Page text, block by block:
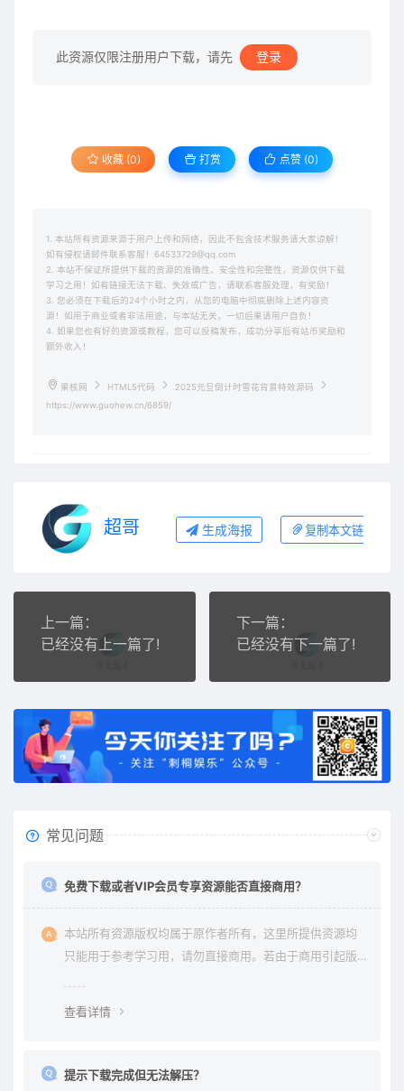
此资源仅限注册用户下载，请先 登录
收藏 (0) 打赏 点赞 (0)
1. 本站所有资源来源于用户上传和网络，因此不包含技术服务请大家谅解！
如有侵权请邮件联系客服！64533729@qq.com
2. 本站不保证所提供下载的资源的准确性、安全性和完整性，资源仅供下载
学习之用！如有链接无法下载、失效或广告，请联系客服处理，有奖励！
3. 您必须在下载后的24个小时之内，从您的电脑中彻底删除上述内容资
源！如用于商业或者非法用途，与本站无关，一切后果请用户自负！
4. 如果您也有好的资源或教程，您可以投稿发布，成功分享后有站币奖励和
额外收入！
果核网 HTML5代码
2025元旦倒计时雪花背景特效源码
https://www.guohew.cn/6859/
超哥 生成海报 复制本文链接
上一篇：
已经没有上一篇了!
下一篇：
已经没有下一篇了!
常见问题
免费下载或者VIP会员专享资源能否直接商用？
本站所有资源版权均属于原作者所有，这里所提供资源均
只能用于参考学习用，请勿直接商用。若由于商用引起版
查看详情
提示下载完成但无法解压？